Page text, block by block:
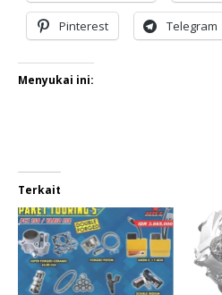
Pinterest Telegram
Menyukai ini:
Terkait